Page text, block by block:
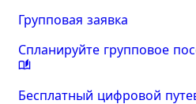
Групповая заявка
Спланируйте групповое
Бесплатный цифровой